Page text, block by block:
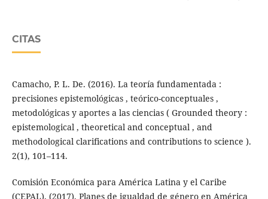
CITAS
Camacho, P. L. De. (2016). La teoría fundamentada :
precisiones epistemológicas , teórico-conceptuales ,
metodológicas y aportes a las ciencias ( Grounded theory :
epistemological , theoretical and conceptual , and
methodological clarifications and contributions to science ).
2(1), 101–114.
Comisión Económica para América Latina y el Caribe
(CEPAL). (2017). Planes de igualdad de género en América